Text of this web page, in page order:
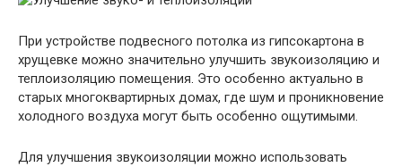
При устройстве подвесного потолка из гипсокартона в
хрущевке можно значительно улучшить звукоизоляцию и
теплоизоляцию помещения. Это особенно актуально в
старых многоквартирных домах, где шум и проникновение
холодного воздуха могут быть особенно ощутимыми.
Для улучшения звукоизоляции можно использовать